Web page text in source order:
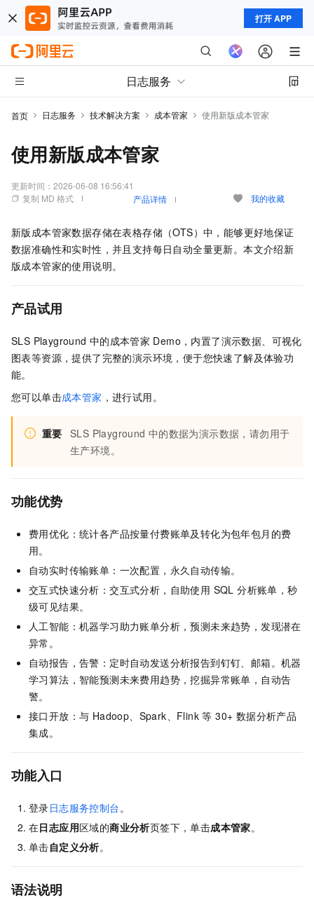
打开 APP
日志服务
首页 日志服务 技术解决方案 成本管家 使用新版成本管家
使用新版成本管家
更新时间： 2026-06-08 16:56:41
复制 MD 格式
产品详情 我的收藏
新版成本管家数据存储在表格存储（OTS）中，能够更好地保证
数据准确性和实时性，并且支持每日自动全量更新。本文介绍新
版成本管家的使用说明。
产品试用
SLS Playground 中的成本管家 Demo，内置了演示数据、可视化
图表等资源，提供了完整的演示环境，便于您快速了解及体验功
能。
您可以单击成本管家 ，进行试用。
重要 SLS Playground 中的数据为演示数据，请勿用于
生产环境。
功能优势
费用优化：统计各产品按量付费账单及转化为包年包月的费
用。
自动实时传输账单：一次配置，永久自动传输。
交互式快速分析：交互式分析，自助使用 SQL 分析账单，秒
级可见结果。
人工智能：机器学习助力账单分析，预测未来趋势，发现潜在
异常。
自动报告，告警：定时自动发送分析报告到钉钉、邮箱。机器
学习算法，智能预测未来费用趋势，挖掘异常账单，自动告
警。
接口开放：与 Hadoop、Spark、Flink 等 30+ 数据分析产品
集成。
功能入口
登录日志服务控制台。
在日志应用区域的商业分析页签下，单击成本管家。
单击自定义分析。
语法说明